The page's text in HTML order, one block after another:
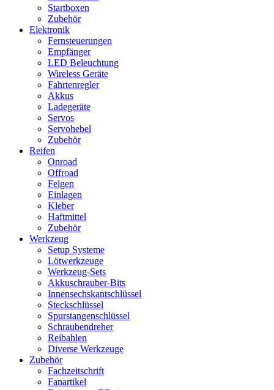
Startboxen
Zubehör
Elektronik
Fernsteuerungen
Empfänger
LED Beleuchtung
Wireless Geräte
Fahrtenregler
Akkus
Ladegeräte
Servos
Servohebel
Zubehör
Reifen
Onroad
Offroad
Felgen
Einlagen
Kleber
Haftmittel
Zubehör
Werkzeug
Setup Systeme
Lötwerkzeuge
Werkzeug-Sets
Akkuschrauber-Bits
Innensechskantschlüssel
Steckschlüssel
Spurstangenschlüssel
Schraubendreher
Reibahlen
Diverse Werkzeuge
Zubehör
Fachzeitschrift
Fanartikel